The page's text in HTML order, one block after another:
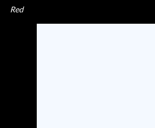
ANNUNCI
NECROLOGI
Red